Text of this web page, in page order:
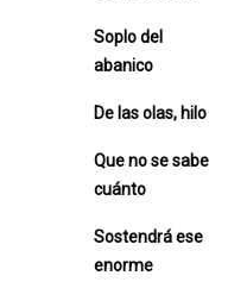
Soplo del
abanico
De las olas, hilo
Que no se sabe
cuánto
Sostendrá ese
enorme